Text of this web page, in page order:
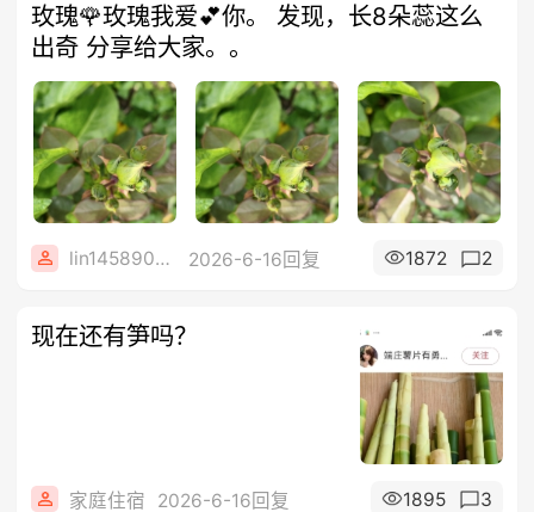
玫瑰🌹玫瑰我爱💕你。 发现，长8朵蕊这么
出奇 分享给大家。。
lin14589077 2026-6-16回复 1872 2
现在还有笋吗？
家庭住宿 2026-6-16回复 1895 3